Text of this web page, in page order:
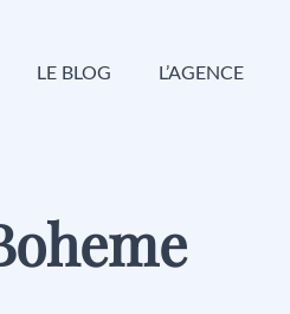
LE BLOG
L’AGENCE